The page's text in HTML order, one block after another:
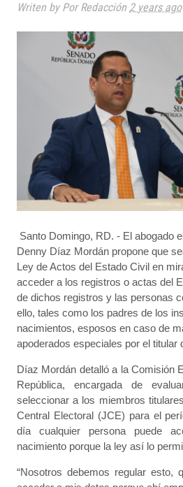
Writen by Por Redacción 2 years ago
Santo Domingo, RD. - El abogado
Denny Díaz Mordán propone que
Ley de Actos del Estado Civil en
acceder a los registros o actas del
de dichos registros y las personas
ello, tales como los padres de los
nacimientos, esposos en caso de
apoderados especiales por el titular
Díaz Mordán detalló a la Comisión
República, encargada de
seleccionar a los miembros
Central Electoral (JCE) para el
día cualquier persona puede
nacimiento porque la ley así lo
“Nosotros debemos regular esto,